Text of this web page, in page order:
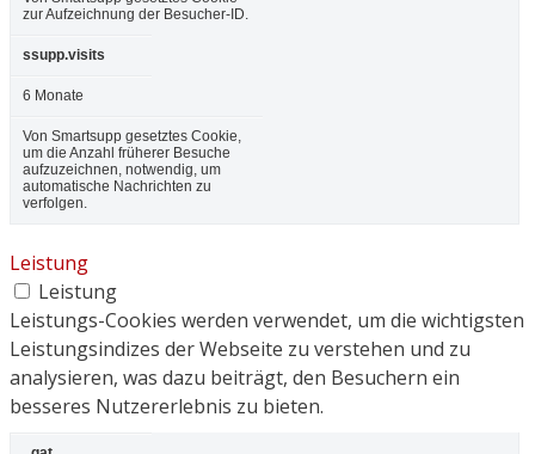
zur Aufzeichnung der Besucher-ID.
ssupp.visits
6 Monate
Von Smartsupp gesetztes Cookie,
um die Anzahl früherer Besuche
aufzuzeichnen, notwendig, um
automatische Nachrichten zu
verfolgen.
Leistung
Leistung
Leistungs-Cookies werden verwendet, um die wichtigsten
Leistungsindizes der Webseite zu verstehen und zu
analysieren, was dazu beiträgt, den Besuchern ein
besseres Nutzererlebnis zu bieten.